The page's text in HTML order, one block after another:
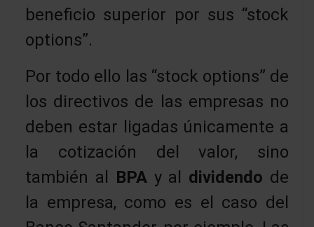
beneficio superior por sus “stock
options”.
Por todo ello las “stock options” de
los directivos de las empresas no
deben estar ligadas únicamente a
la cotización del valor, sino
también al BPA y al dividendo de
la empresa, como es el caso del